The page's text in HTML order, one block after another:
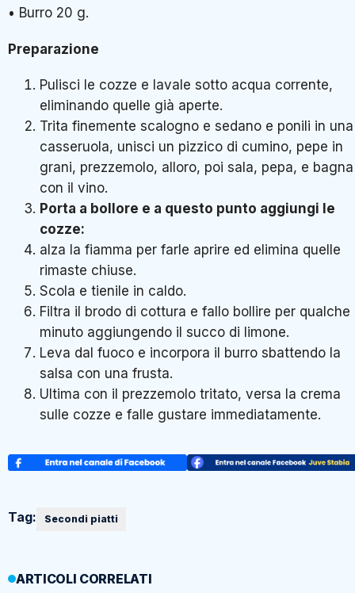
• Burro 20 g.
Preparazione
Pulisci le cozze e lavale sotto acqua corrente,
eliminando quelle già aperte.
Trita finemente scalogno e sedano e ponili in una
casseruola, unisci un pizzico di cumino, pepe in
grani, prezzemolo, alloro, poi sala, pepa, e bagna
con il vino.
Porta a bollore e a questo punto aggiungi le
cozze:
alza la fiamma per farle aprire ed elimina quelle
rimaste chiuse.
Scola e tienile in caldo.
Filtra il brodo di cottura e fallo bollire per qualche
minuto aggiungendo il succo di limone.
Leva dal fuoco e incorpora il burro sbattendo la
salsa con una frusta.
Ultima con il prezzemolo tritato, versa la crema
sulle cozze e falle gustare immediatamente.
Tag: Secondi piatti
ARTICOLI CORRELATI